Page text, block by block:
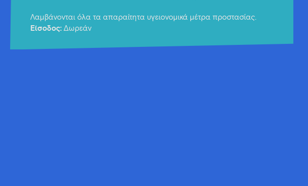
Λαμβάνονται όλα τα απαραίτητα υγειονομικά μέτρα προστασίας.
Είσοδος: Δωρεάν